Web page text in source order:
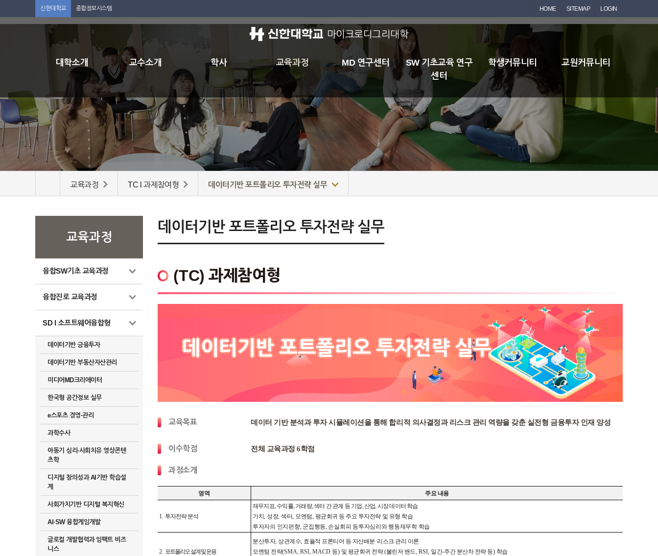
신한대학교 종합정보시스템
마이크로디그리대학
HOME SITEMAP LOGIN
대학소개 교수소개 학사 교육과정 MD 연구센터
SW 기초교육 연구
센터
학생커뮤니티 교원커뮤니티
교육과정 TC l 과제참여형 데이터기반 포트폴리오 투자전략 실무
교육과정
융합SW기초 교육과정
융합진로 교육과정
SD l 소프트웨어융합형
데이터기반 금융투자
데이터기반 부동산자산관리
미디어MD크리에이터
한국형 공간정보 실무
e스포츠 경영·관리
과학수사
아동기 심리·사회치유 영상콘텐
츠학
디지털 창의성과 AI기반 학습설
계
사회가치기반 디지털 복지혁신
AI·SW 융합게임개발
글로컬 개발협력과 임팩트 비즈
니스
데이터기반 포트폴리오 투자전략 실무
(TC) 과제참여형
데이터기반 포트폴리오 투자전략 실무
교육목표 데이터 기반 분석과 투자 시뮬레이션을 통해 합리적 의사결정과 리스크 관리 역량을 갖춘 실전형 금융투자 인재 양성
이수학점 전체 교육과정6학점
과정소개
영역 주요 내용
1. 투자전략 분석
재무지표,수익률,거래량,섹터 간 관계 등 기업,산업,시장 데이터 학습
가치,성장,섹터, 모멘텀, 평균회귀 등 주요 투자전략 및 유형 학습
투자자의 인지편향, 군집행동, 손실회피 등투자심리와 행동재무학 학습
2. 포트폴리오 설계 및 운용
분산투자,상관계수, 효율적 프론티어 등 자산배분·리스크 관리 이론
모멘텀 전략(SMA, RSI, MACD 등) 및 평균회귀 전략(볼린저 밴드, RSI, 일간-주간 분산차 전략 등) 학습